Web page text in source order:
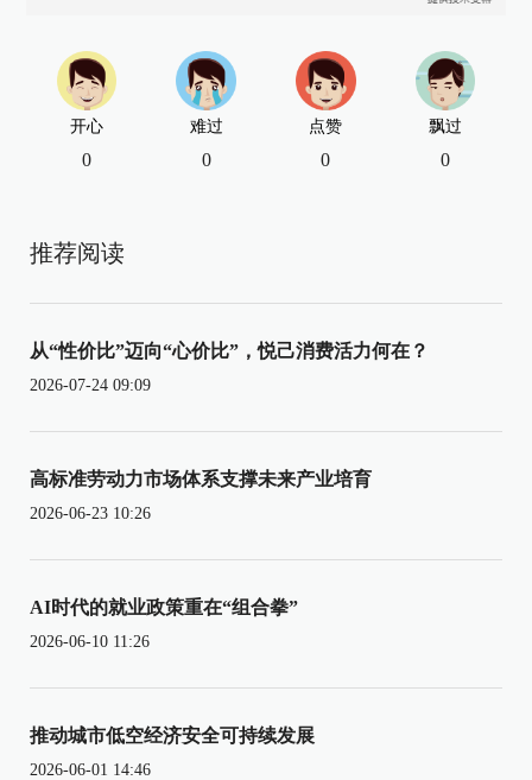
开心
0
难过
0
点赞
0
飘过
0
推荐阅读
从“性价比”迈向“心价比”，悦己消费活力何在？
2026-07-24 09:09
高标准劳动力市场体系支撑未来产业培育
2026-06-23 10:26
AI时代的就业政策重在“组合拳”
2026-06-10 11:26
推动城市低空经济安全可持续发展
2026-06-01 14:46